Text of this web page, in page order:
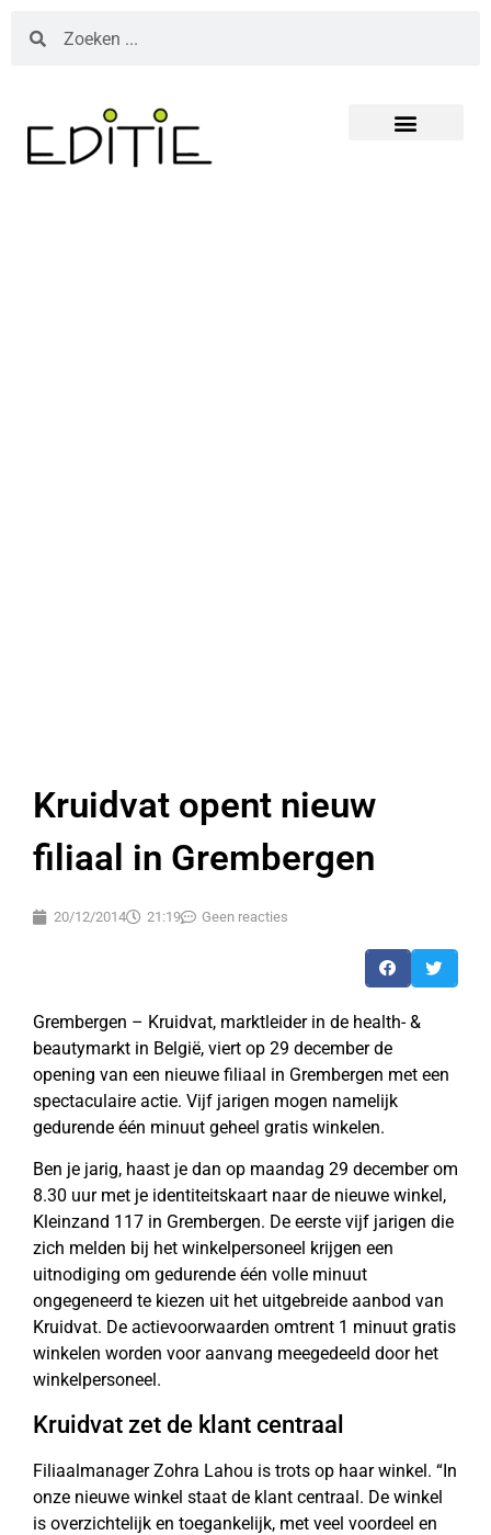
Kruidvat opent nieuw
filiaal in Grembergen
20/12/2014 21:19 Geen reacties
Grembergen – Kruidvat, marktleider in de health- &
beautymarkt in België, viert op 29 december de
opening van een nieuwe filiaal in Grembergen met een
spectaculaire actie. Vijf jarigen mogen namelijk
gedurende één minuut geheel gratis winkelen.
Ben je jarig, haast je dan op maandag 29 december om
8.30 uur met je identiteitskaart naar de nieuwe winkel,
Kleinzand 117 in Grembergen. De eerste vijf jarigen die
zich melden bij het winkelpersoneel krijgen een
uitnodiging om gedurende één volle minuut
ongegeneerd te kiezen uit het uitgebreide aanbod van
Kruidvat. De actievoorwaarden omtrent 1 minuut gratis
winkelen worden voor aanvang meegedeeld door het
winkelpersoneel.
Kruidvat zet de klant centraal
Filiaalmanager Zohra Lahou is trots op haar winkel. “In
onze nieuwe winkel staat de klant centraal. De winkel
is overzichtelijk en toegankelijk, met veel voordeel en